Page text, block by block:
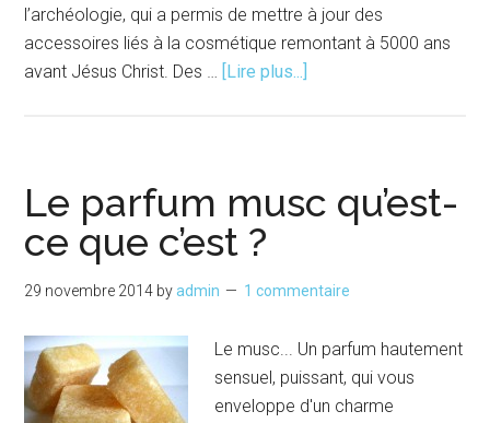
l’archéologie, qui a permis de mettre à jour des
accessoires liés à la cosmétique remontant à 5000 ans
avant Jésus Christ. Des … [Lire plus...]
maquillages
Le parfum musc qu’est-
ce que c’est ?
29 novembre 2014 byadmin 1 commentaire
Le musc... Un parfum hautement
sensuel, puissant, qui vous
enveloppe d'un charme